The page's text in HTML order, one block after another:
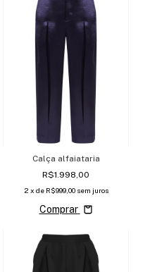
Calça alfaiataria
R$1.998,00
2 x de R$999,00 sem juros
Comprar